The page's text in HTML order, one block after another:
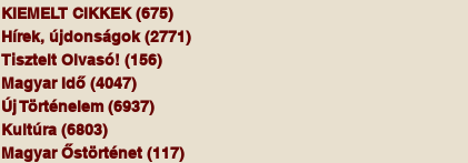
KIEMELT CIKKEK (675)
Hírek, újdonságok (2771)
Tisztelt Olvasó! (156)
Magyar Idő (4047)
Új Történelem (6937)
Kultúra (6803)
Magyar Őstörténet (117)